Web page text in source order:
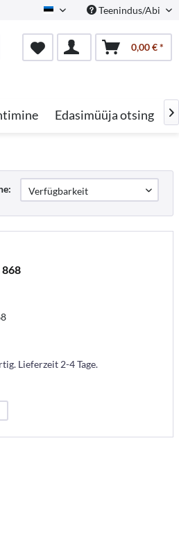
Estonian Teenindus/Abi
0,00 € *
Edasimüüja otsing 
Lieferzeit 2-4 Tage.